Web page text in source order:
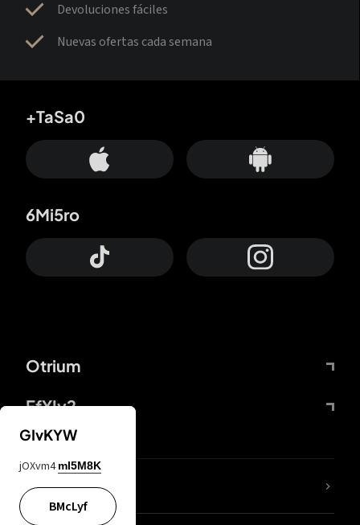
Devoluciones fáciles
Nuevas ofertas cada semana
Otrium
FfYIy2
+TaSa0
6Mi5ro
65A04M
GIvKYW
jOXvm4 mI5M8K
BMcLyf